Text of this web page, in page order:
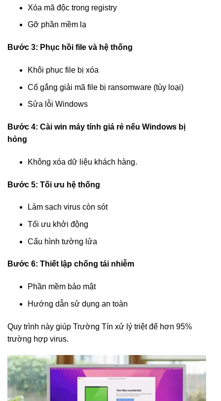
Xóa mã độc trong registry
Gỡ phần mềm lạ
Bước 3: Phục hồi file và hệ thống
Khôi phục file bị xóa
Cố gắng giải mã file bị ransomware (tùy loại)
Sửa lỗi Windows
Bước 4: Cài win máy tính giá rẻ nếu Windows bị
hỏng
Không xóa dữ liệu khách hàng.
Bước 5: Tối ưu hệ thống
Làm sạch virus còn sót
Tối ưu khởi động
Cấu hình tường lửa
Bước 6: Thiết lập chống tái nhiễm
Phần mềm bảo mật
Hướng dẫn sử dụng an toàn
Quy trình này giúp Trường Tín xử lý triệt để hơn 95%
trường hợp virus.